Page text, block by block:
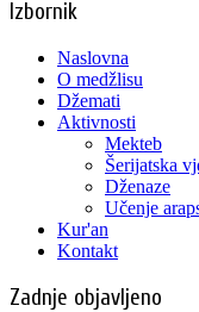
Izbornik
Naslovna
O medžlisu
Džemati
Aktivnosti
Mekteb
Šerijatska
Dženaze
Učenje
Kur'an
Kontakt
Zadnje objavljeno